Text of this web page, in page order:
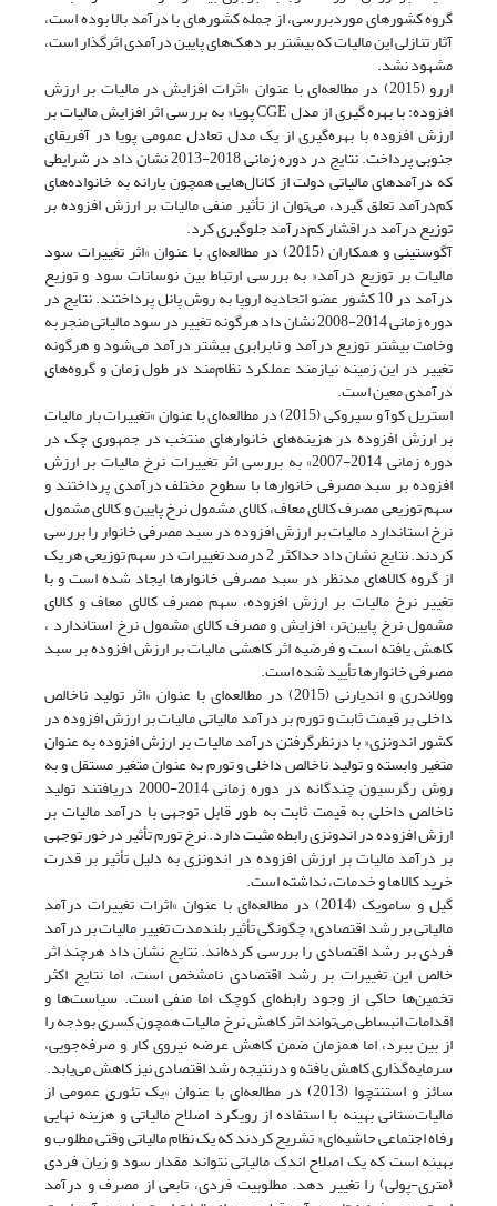
گروه کشورهای مورد‌بررسی، از جمله کشورهای با درآمد بالا بوده است،
آثار تنازلی این مالیات که بیشتر بر دهک‌های پایین درآمدی اثرگذار است،
مشهود نشد.
اررو (2015) در مطالعه‌ای با عنوان »اثرات افزایش در مالیات بر ارزش
افزوده: با بهره گیری از مدل CGE پویا« به بررسی اثر افزایش مالیات بر
ارزش افزوده با بهره‌گیری از یک مدل تعادل عمومی پویا در آفریقای
جنوبی پرداخت. نتایج در دوره زمانی 2018-2013 نشان داد در شرایطی
که درآمدهای مالیاتی دولت از کانال‌هایی همچون یارانه به خانواده‌های
کم‌درآمد تعلق گیرد، می‌توان از تأثیر منفی مالیات بر ارزش افزوده بر
توزیع درآمد در اقشار کم‌درآمد جلوگیری کرد.
آگوستینی و همکاران (2015) در مطالعه‌ای با عنوان »اثر تغییرات سود
مالیات بر توزیع درآمد« به بررسی ارتباط بین نوسانات سود و توزیع
درآمد در 10 کشور عضو اتحادیه اروپا به روش پانل پرداختند. نتایج در
دوره زمانی 2014-2008 نشان داد هرگونه تغییر در سود مالیاتی منجر به
وخامت بیشتر توزیع درآمد و نابرابری بیشتر درآمد می‌شود و هرگونه
تغییر در این زمینه نیازمند عملکرد نظام‌مند در طول زمان و گروه‌های
درآمدی معین است.
استریل کوآ و سیروکی (2015) در مطالعه‌ای با عنوان »تغییرات بار مالیات
بر ارزش افزوده در هزینه‌های خانوارهای منتخب در جمهوری چک در
دوره زمانی 2014-2007» به بررسی اثر تغییرات نرخ مالیات بر ارزش
افزوده بر سبد مصرفی خانوارها با سطوح مختلف درآمدی پرداختند و
سهم توزیعی مصرف کالای معاف، کالای مشمول نرخ پایین و کالای مشمول
نرخ استاندارد مالیات بر ارزش افزوده در سبد مصرفی خانوار را بررسی
کردند. نتایج نشان داد حداکثر 2 درصد تغییرات در سهم توزیعی هر یک
از گروه کالاهای مد‌نظر در سبد مصرفی خانوارها ایجاد شده است و با
تغییر نرخ مالیات بر ارزش افزوده، سهم مصرف کالای معاف و کالای
مشمول نرخ پایین‌تر، افزایش و مصرف کالای مشمول نرخ استاندارد ،
کاهش یافته است و فرضیه اثر کاهشی مالیات بر ارزش افزوده بر سبد
مصرفی خانوارها تأیید شده است.
وولاندری و اندیارنی (2015) در مطالعه‌ای با عنوان »اثر تولید ناخالص
داخلی بر قیمت ثابت و تورم بر درآمد مالیاتی مالیات بر ارزش افزوده در
کشور اندونزی« با در‌نظر‌گرفتن درآمد مالیات بر ارزش افزوده به عنوان
متغیر وابسته و تولید ناخالص داخلی و تورم به عنوان متغیر مستقل و به
روش رگرسیون چندگانه در دوره زمانی 2014-2000 دریافتند تولید
ناخالص داخلی به قیمت ثابت به طور قابل توجهی با درآمد مالیات بر
ارزش افزوده در اندونزی رابطه مثبت دارد. نرخ تورم تأثیر درخور توجهی
بر درآمد مالیات بر ارزش افزوده در اندونزی به دلیل تأثیر بر قدرت
خرید کالاها و خدمات، نداشته است.
گیل و سامویک (2014) در مطالعه‌ای با عنوان »اثرات تغییرات درآمد
مالیاتی بر رشد اقتصادی« چگونگی تأثیر بلند‌مدت تغییر مالیات بر درآمد
فردی بر رشد اقتصادی را بررسی کرده‌اند. نتایج نشان داد هرچند اثر
خالص این تغییرات بر رشد اقتصادی نامشخص است، اما نتایج اکثر
تخمین‌ها حاکی از وجود رابطه‌ای کوچک اما منفی است. سیاست‌ها و
اقدامات انبساطی می‌تواند اثر کاهش نرخ مالیات همچون کسری بودجه را
از بین ببرد، اما همزمان ضمن کاهش عرضه نیروی کار و صرفه‌جویی،
سرمایه‌گذاری کاهش یافته و درنتیجه رشد اقتصادی نیز کاهش می‌یابد.
سائز و استنتچوا (2013) در مطالعه‌ای با عنوان »یک تئوری عمومی از
مالیات‌ستانی بهینه با استفاده از رویکرد اصلاح مالیاتی و هزینه نهایی
رفاه اجتماعی حاشیه‌ای« تشریح کردند که یک نظام مالیاتی وقتی مطلوب و
بهینه است که یک اصلاح اندک مالیاتی نتواند مقدار سود و زیان فردی
(متری-پولی) را تغییر دهد. مطلوبیت فردی، تابعی از مصرف و درآمد